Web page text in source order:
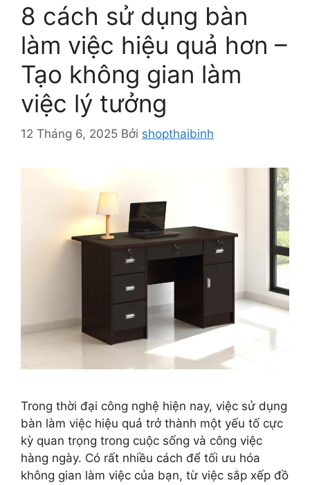
8 cách sử dụng bàn
làm việc hiệu quả hơn –
Tạo không gian làm
việc lý tưởng
12 Tháng 6, 2025 Bởi shopthaibinh
Trong thời đại công nghệ hiện nay, việc sử dụng
bàn làm việc hiệu quả trở thành một yếu tố cực
kỳ quan trọng trong cuộc sống và công việc
hàng ngày. Có rất nhiều cách để tối ưu hóa
không gian làm việc của bạn, từ việc sắp xếp đồ